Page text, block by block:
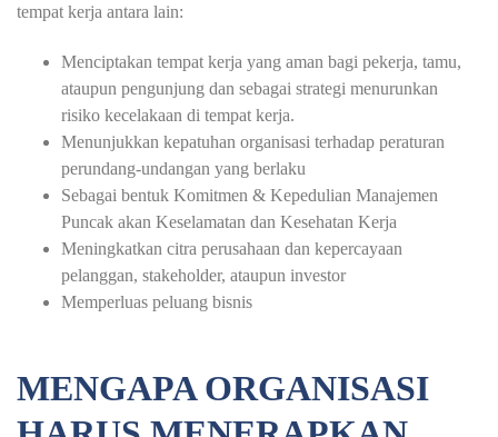
tempat kerja antara lain:
Menciptakan tempat kerja yang aman bagi pekerja, tamu,
ataupun pengunjung dan sebagai strategi menurunkan
risiko kecelakaan di tempat kerja.
Menunjukkan kepatuhan organisasi terhadap peraturan
perundang-undangan yang berlaku
Sebagai bentuk Komitmen & Kepedulian Manajemen
Puncak akan Keselamatan dan Kesehatan Kerja
Meningkatkan citra perusahaan dan kepercayaan
pelanggan, stakeholder, ataupun investor
Memperluas peluang bisnis
MENGAPA ORGANISASI